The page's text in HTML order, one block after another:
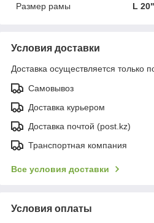
Размер рамы
L
Условия доставки
Доставка осуществляется только
Самовывоз
Доставка курьером
Доставка почтой (post.kz)
Транспортная компания
Все условия доставки
Условия оплаты